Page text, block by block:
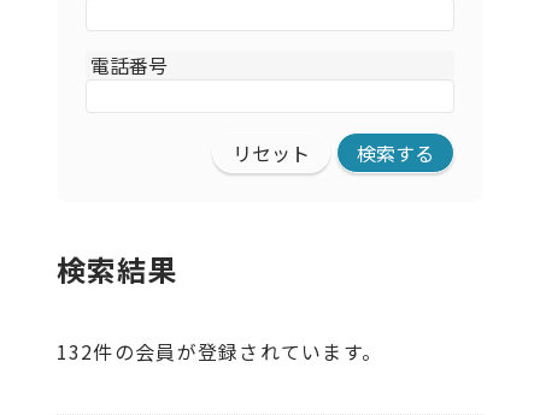
電話番号
リセット
検索結果
132件の会員が登録されています。